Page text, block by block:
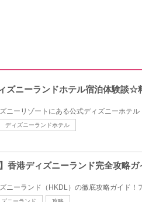
ズニーランドホテル宿泊体験談☆
ニーリゾートにある公式ディズニーホテ
ディズニーランドホテル
】香港ディズニーランド完全攻略
ニーランド（HKDL）の徹底攻略ガイド